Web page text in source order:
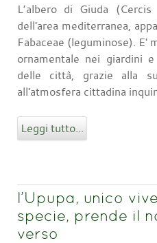
L’albero di Giuda
dell'area mediterranea,
Fabaceae (leguminose). E'
ornamentale nei giardini
delle città, grazie alla
all'atmosfera cittadina
Leggi tutto...
l’Upupa, unico
specie, prende il
verso